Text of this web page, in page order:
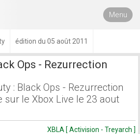
Menu
édition du 05 août 2011
Ops - Rezurrection
: Black Ops - Rezurrection
sur le Xbox Live le 23 aout
XBLA [ Activision - Treyarch ]